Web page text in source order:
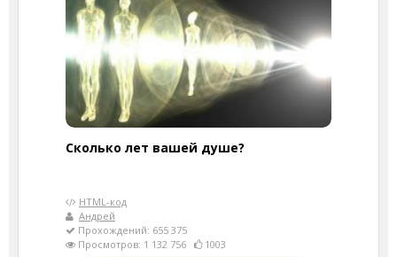
Cколько лет вашей душе?
HTML-код
Андрей
Прохождений: 655 375
Просмотров: 1 132 756
1003